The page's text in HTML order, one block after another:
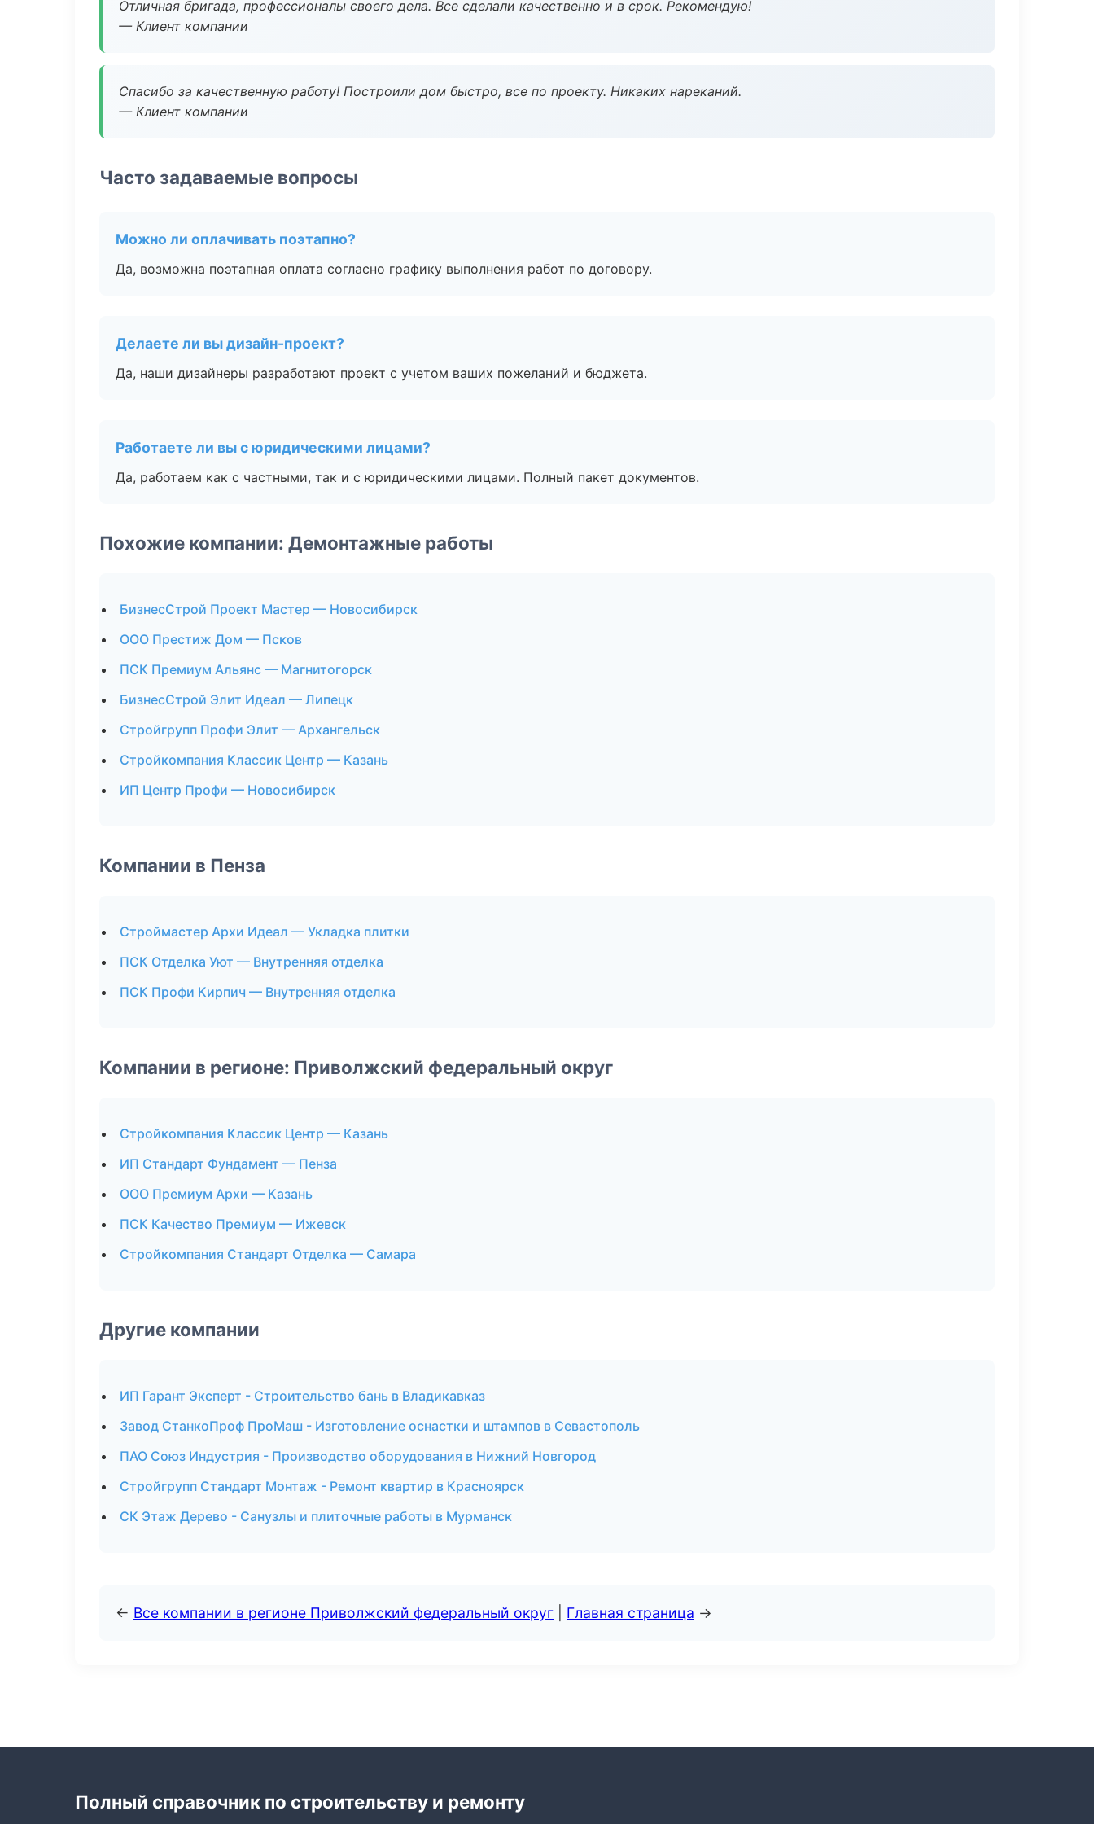
Отличная бригада, профессионалы своего дела. Все сделали качественно и в срок. Рекомендую!
— Клиент компании
Спасибо за качественную работу! Построили дом быстро, все по проекту. Никаких нареканий.
— Клиент компании
Часто задаваемые вопросы
Можно ли оплачивать поэтапно?
Да, возможна поэтапная оплата согласно графику выполнения работ по договору.
Делаете ли вы дизайн-проект?
Да, наши дизайнеры разработают проект с учетом ваших пожеланий и бюджета.
Работаете ли вы с юридическими лицами?
Да, работаем как с частными, так и с юридическими лицами. Полный пакет документов.
Похожие компании: Демонтажные работы
БизнесСтрой Проект Мастер — Новосибирск
ООО Престиж Дом — Псков
ПСК Премиум Альянс — Магнитогорск
БизнесСтрой Элит Идеал — Липецк
Стройгрупп Профи Элит — Архангельск
Стройкомпания Классик Центр — Казань
ИП Центр Профи — Новосибирск
Компании в Пенза
Строймастер Архи Идеал — Укладка плитки
ПСК Отделка Уют — Внутренняя отделка
ПСК Профи Кирпич — Внутренняя отделка
Компании в регионе: Приволжский федеральный округ
Стройкомпания Классик Центр — Казань
ИП Стандарт Фундамент — Пенза
ООО Премиум Архи — Казань
ПСК Качество Премиум — Ижевск
Стройкомпания Стандарт Отделка — Самара
Другие компании
ИП Гарант Эксперт - Строительство бань в Владикавказ
Завод СтанкоПроф ПроМаш - Изготовление оснастки и штампов в Севастополь
ПАО Союз Индустрия - Производство оборудования в Нижний Новгород
Стройгрупп Стандарт Монтаж - Ремонт квартир в Красноярск
СК Этаж Дерево - Санузлы и плиточные работы в Мурманск
← Все компании в регионе Приволжский федеральный округ Главная страница →
Полный справочник по строительству и ремонту